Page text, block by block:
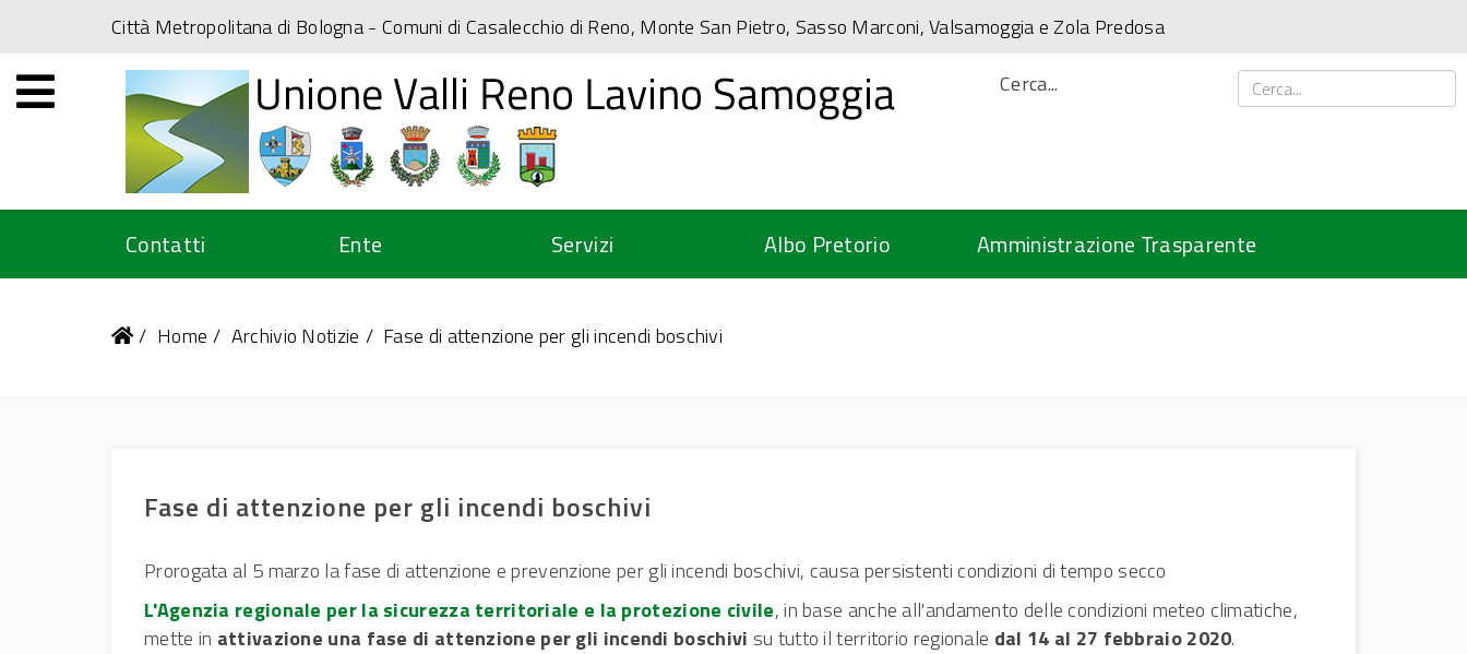
Città Metropolitana di Bologna- Comuni di Casalecchio di Reno, Monte San Pietro, Sasso Marconi, Valsamoggia e Zola Predosa
Cerca...
Contatti Ente Servizi Albo Pretorio Amministrazione Trasparente
Home Archivio Notizie Fase di attenzione per gli incendi boschivi
Fase di attenzione per gli incendi boschivi
Prorogata al 5 marzo la fase di attenzione e prevenzione per gli incendi boschivi, causa persistenti condizioni di tempo secco
L'Agenzia regionale per la sicurezza territoriale e la protezione civile, in base anche all'andamento delle condizioni meteo climatiche,
mette in attivazione una fase di attenzione per gli incendi boschivi su tutto il territorio regionale dal 14 al 27 febbraio 2020.